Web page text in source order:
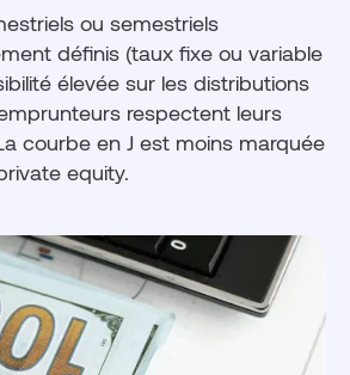
ou semestriels
définis (taux fixe ou variable
élevée sur les distributions
respectent leurs
courbe en J est moins marquée
equity.